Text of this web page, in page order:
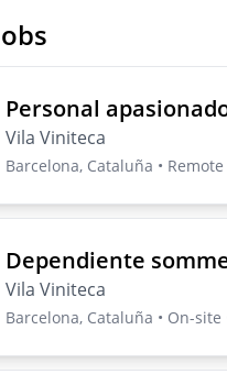
Personal
Vila Viniteca
Barcelona, Cataluña •
Dependiente
Vila Viniteca
Barcelona, Cataluña • On-site